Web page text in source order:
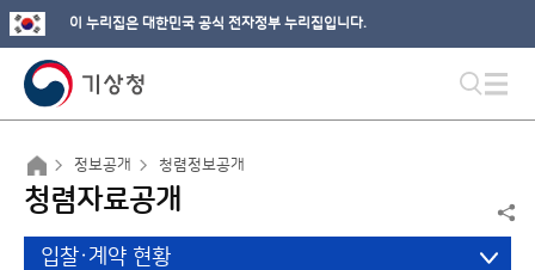
이 누리집은 대한민국 공식 전자정부 누리집입니다.
정보공개 청렴정보공개
청렴자료공개
입찰·계약 현황